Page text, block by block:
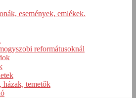
események, emlékek.
reformátusoknál
házak, temetők